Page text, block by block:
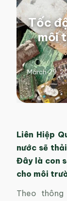
Tốc
môi
March 29,
Liên Hiệp
nước sẽ
Đây là con
cho môi
Theo